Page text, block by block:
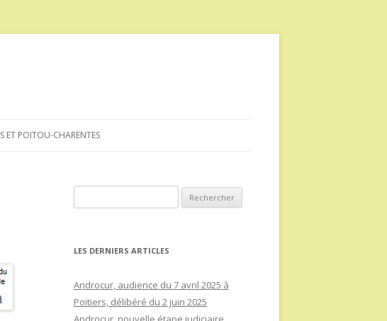
ET POITOU-CHARENTES
LES DERNIERS ARTICLES
Androcur, audience du 7 avril 2025 à
Poitiers, délibéré du 2 juin 2025